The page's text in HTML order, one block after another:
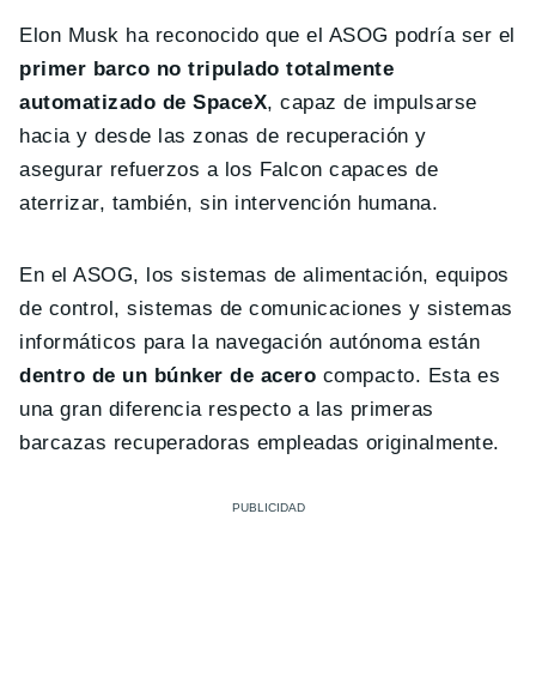
Elon Musk ha reconocido que el ASOG podría ser el
primer barco no tripulado totalmente
automatizado de SpaceX, capaz de impulsarse
hacia y desde las zonas de recuperación y
asegurar refuerzos a los Falcon capaces de
aterrizar, también, sin intervención humana.
En el ASOG, los sistemas de alimentación, equipos
de control, sistemas de comunicaciones y sistemas
informáticos para la navegación autónoma están
dentro de un búnker de acero compacto. Esta es
una gran diferencia respecto a las primeras
barcazas recuperadoras empleadas originalmente.